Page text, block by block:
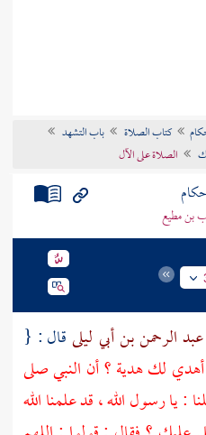
كتاب الصلاة
باب التشهد
الصلاة على الآل
بن مطيع
عبد الرحمن بن أبي ليلىقال : {
أهدي لك هدية ؟ أن النبي صلى
: يا رسول الله ، قد علمنا الله